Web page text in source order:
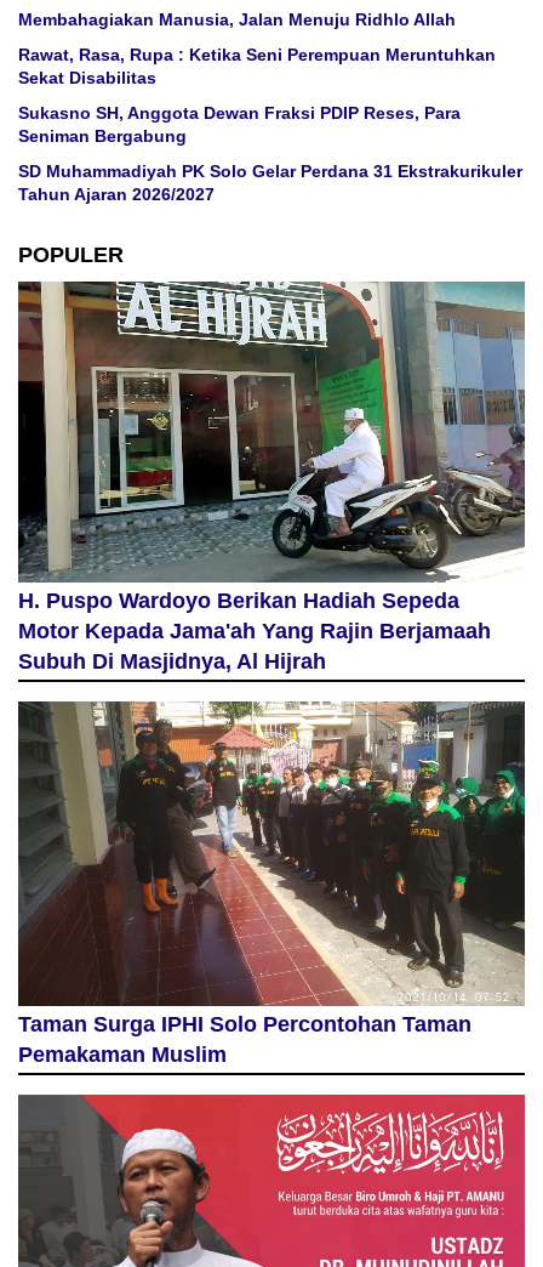
Membahagiakan Manusia, Jalan Menuju Ridhlo Allah
Rawat, Rasa, Rupa : Ketika Seni Perempuan Meruntuhkan
Sekat Disabilitas
Sukasno SH, Anggota Dewan Fraksi PDIP Reses, Para
Seniman Bergabung
SD Muhammadiyah PK Solo Gelar Perdana 31 Ekstrakurikuler
Tahun Ajaran 2026/2027
POPULER
H. Puspo Wardoyo Berikan Hadiah Sepeda
Motor Kepada Jama'ah Yang Rajin Berjamaah
Subuh Di Masjidnya, Al Hijrah
Taman Surga IPHI Solo Percontohan Taman
Pemakaman Muslim